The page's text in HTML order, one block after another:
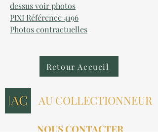
dessus voir photos
PIXI Référence 4196
Photos contractuelles
Retour Accueil
AU COLLECTIONNEUR
NOUS CONTACTER